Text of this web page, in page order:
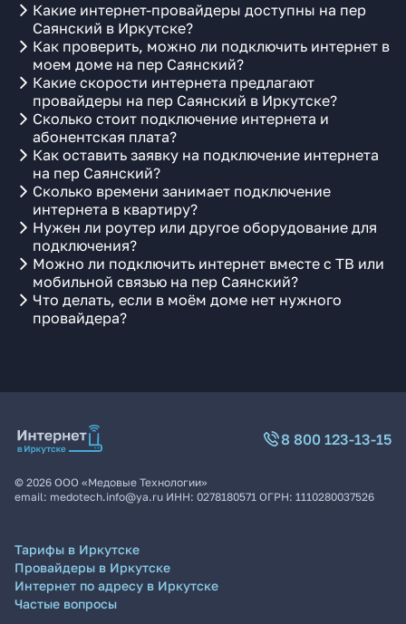
Какие интернет-провайдеры доступны на пер
Саянский в Иркутске?
Как проверить, можно ли подключить интернет в
моем доме на пер Саянский?
Какие скорости интернета предлагают
провайдеры на пер Саянский в Иркутске?
Сколько стоит подключение интернета и
абонентская плата?
Как оставить заявку на подключение интернета
на пер Саянский?
Сколько времени занимает подключение
интернета в квартиру?
Нужен ли роутер или другое оборудование для
подключения?
Можно ли подключить интернет вместе с ТВ или
мобильной связью на пер Саянский?
Что делать, если в моём доме нет нужного
провайдера?
8 800 123-13-15
© 2026 ООО «Медовые Технологии»
email: medotech.info@ya.ru ИНН: 0278180571 ОГРН: 1110280037526
Тарифы в Иркутске
Провайдеры в Иркутске
Интернет по адресу в Иркутске
Частые вопросы